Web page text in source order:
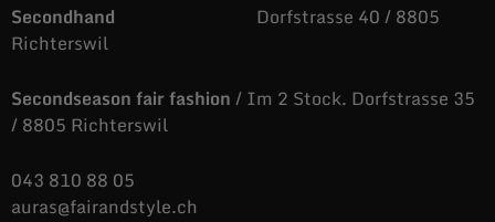
Secondhand Dorfstrasse 40 / 8805
Richterswil
Secondseason fair fashion/ Im 2 Stock. Dorfstrasse 35
/ 8805 Richterswil
043 810 88 05
auras@fairandstyle.ch